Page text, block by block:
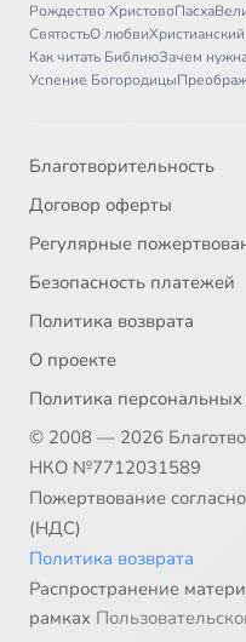
Рождество ХристовоПасха
СвятостьО любви
Как читать БиблиюЗачем
Успение Богородицы
Благотворительность
Договор оферты
Регулярные
Безопасность платежей
Политика возврата
О проекте
Политика
© 2008 — 2026
НКО №7712031589
Пожертвование
(НДС)
Политика возврата
Распространение
рамках